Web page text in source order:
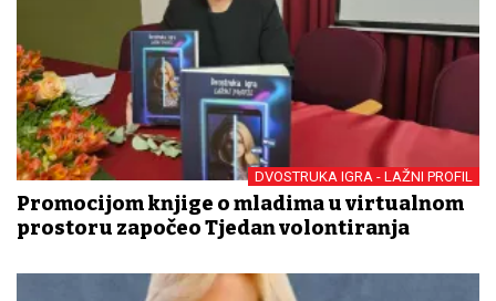
DVOSTRUKA IGRA - LAŽNI PROFIL
Promocijom knjige o mladima u virtualnom
prostoru započeo Tjedan volontiranja